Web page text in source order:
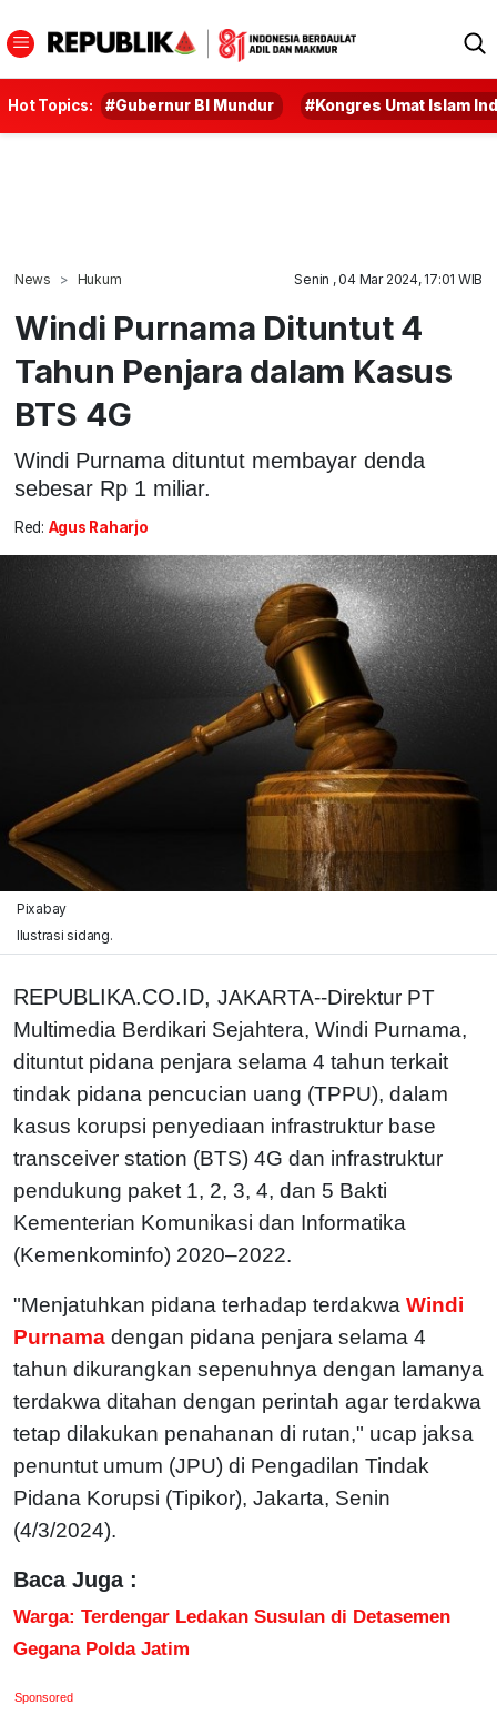
Hot Topics: #Gubernur BI Mundur #Kongres Umat Islam
News Hukum Senin , 04 Mar 2024, 17:01 WIB
Windi Purnama Dituntut 4
Tahun Penjara dalam Kasus
BTS 4G
Windi Purnama dituntut membayar denda
sebesar Rp 1 miliar.
Red: Agus Raharjo
Pixabay
Ilustrasi sidang.
REPUBLIKA.CO.ID, JAKARTA--Direktur PT
Multimedia Berdikari Sejahtera, Windi Purnama,
dituntut pidana penjara selama 4 tahun terkait
tindak pidana pencucian uang (TPPU), dalam
kasus korupsi penyediaan infrastruktur base
transceiver station (BTS) 4G dan infrastruktur
pendukung paket 1, 2, 3, 4, dan 5 Bakti
Kementerian Komunikasi dan Informatika
(Kemenkominfo) 2020–2022.
"Menjatuhkan pidana terhadap terdakwa Windi
Purnama dengan pidana penjara selama 4
tahun dikurangkan sepenuhnya dengan lamanya
terdakwa ditahan dengan perintah agar terdakwa
tetap dilakukan penahanan di rutan," ucap jaksa
penuntut umum (JPU) di Pengadilan Tindak
Pidana Korupsi (Tipikor), Jakarta, Senin
(4/3/2024).
Baca Juga :
Warga: Terdengar Ledakan Susulan di Detasemen
Gegana Polda Jatim
Sponsored